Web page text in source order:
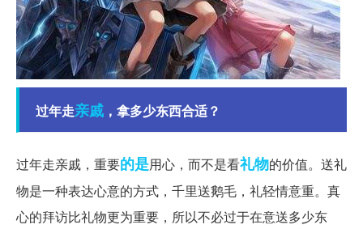
过年走亲戚 ，拿多少东西合适？
过年走亲戚，重要的是用心，而不是看礼物的价值。送礼
物是一种表达心意的方式，千里送鹅毛，礼轻情意重。真
心的拜访比礼物更为重要，所以不必过于在意送多少东